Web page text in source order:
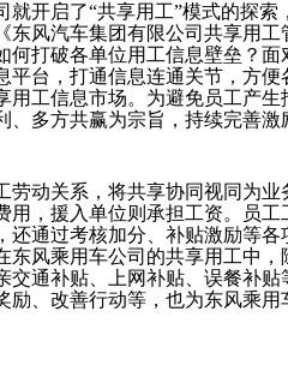
就开启了“共享用工”模式的探
东风汽车集团有限公司共享用
何打破各单位用工信息壁垒？
平台，打通信息连通关节，方
用工信息市场。为避免员工产
、多方共赢为宗旨，持续完善激
劳动关系，将共享协同视同为
用，援入单位则承担工资。员工
还通过考核加分、补贴激励等
东风乘用车公司的共享用工中
交通补贴、上网补贴、误餐补
励、改善行动等，也为东风乘